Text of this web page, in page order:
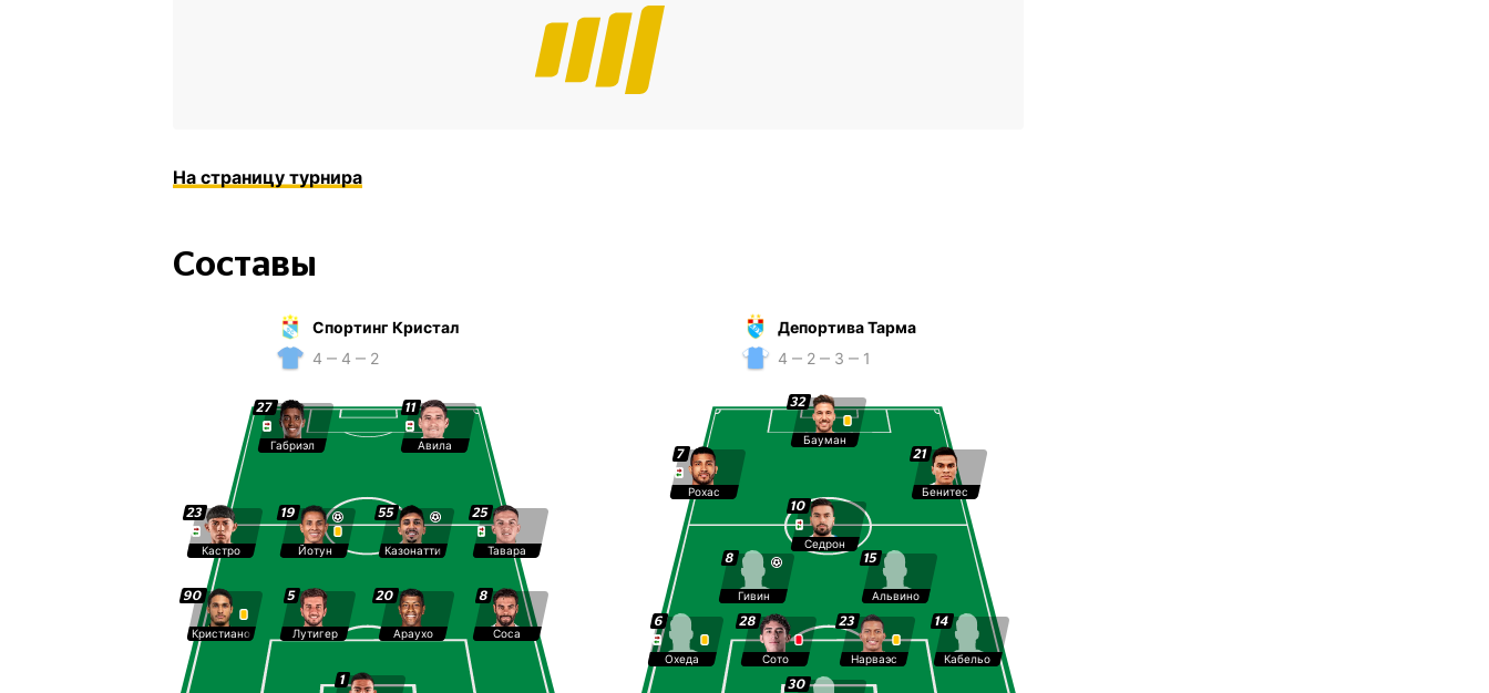
На страницу турнира
Составы
Спортинг Кристал
4 ‒ 4 ‒ 2
8
Соса
27
Габриэл
11
Авила
5
Лутигер
1
90
Кристиано
55
Казонатти
19
Йотун
20
Араухо
23
Кастро
25
Тавара
Депортива Тарма
4 ‒ 2 ‒ 3 ‒ 1
23
Нарваэс
6
Охеда
30
7
Рохас
10
Седрон
21
Бенитес
8
Гивин
32
Бауман
28
Сото
15
Альвино
14
Кабельо